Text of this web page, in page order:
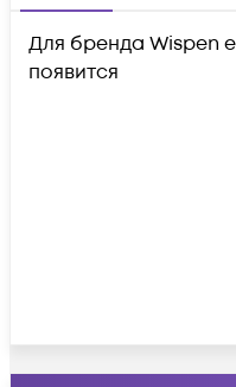
Для бренда Wispen
появится